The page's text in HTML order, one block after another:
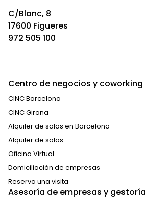
C/Blanc, 8
17600 Figueres
972 505 100
Centro de negocios y coworking
CINC Barcelona
CINC Girona
Alquiler de salas en Barcelona
Alquiler de salas
Oficina Virtual
Domiciliación de empresas
Reserva una visita
Asesoría de empresas y gestoría